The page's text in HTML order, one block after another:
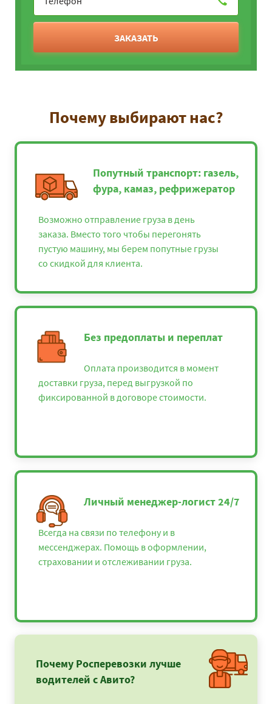
ЗАКАЗАТЬ
Почему выбирают нас?
Попутный транспорт: газель,
фура, камаз, рефрижератор
Возможно отправление груза в день
заказа. Вместо того чтобы перегонять
пустую машину, мы берем попутные грузы
со скидкой для клиента.
Без предоплаты и переплат
Оплата производится в момент
доставки груза, перед выгрузкой по
фиксированной в договоре стоимости.
Личный менеджер-логист 24/7
Всегда на связи по телефону и в
мессенджерах. Помощь в оформлении,
страховании и отслеживании груза.
Почему Росперевозки лучше
водителей с Авито?